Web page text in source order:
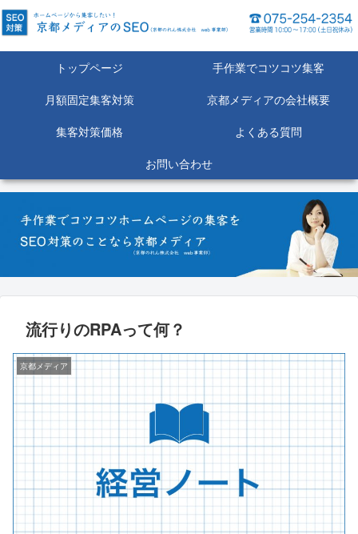
トップページ
手作業でコツコツ集客
月額固定集客対策
京都メディアの会社概要
集客対策価格
よくある質問
お問い合わせ
流行りのRPAって何？
京都メディア